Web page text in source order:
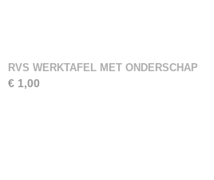
RVS WERKTAFEL MET ONDERSCHAP
€ 1,00